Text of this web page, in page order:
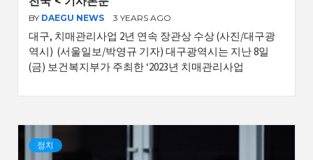
BY DAEGU NEWS 3 YEARS AGO
대구, 치매관리사업 2년 연속 장관상 수상 (사진/대구광
역시) (서울일보/박영규 기자) 대구광역시는 지난 8일
(금) 보건복지부가 주최한 ‘2023년 치매관리사업
정치